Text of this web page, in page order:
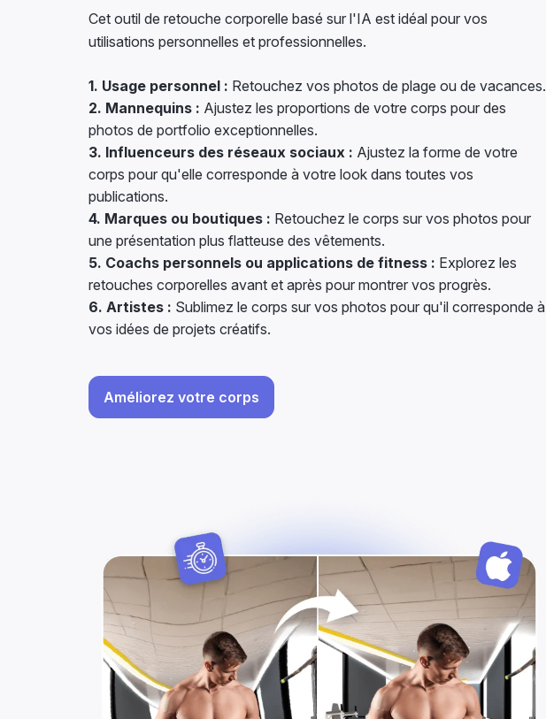
Cet outil de retouche corporelle basé sur l'IA est idéal pour vos
utilisations personnelles et professionnelles.
1. Usage personnel : Retouchez vos photos de plage ou de vacances.
2. Mannequins : Ajustez les proportions de votre corps pour des
photos de portfolio exceptionnelles.
3. Influenceurs des réseaux sociaux : Ajustez la forme de votre
corps pour qu'elle corresponde à votre look dans toutes vos
publications.
4. Marques ou boutiques : Retouchez le corps sur vos photos pour
une présentation plus flatteuse des vêtements.
5. Coachs personnels ou applications de fitness : Explorez les
retouches corporelles avant et après pour montrer vos progrès.
6. Artistes : Sublimez le corps sur vos photos pour qu'il corresponde à
vos idées de projets créatifs.
Améliorez votre corps